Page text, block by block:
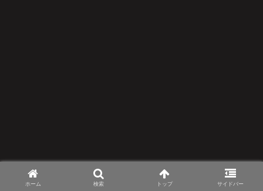
ホーム 検索 トップ サイドバー